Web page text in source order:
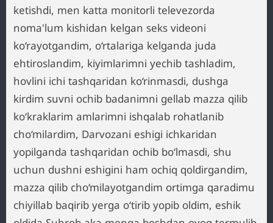
ketishdi, men katta monitorli televezorda
noma'lum kishidan kelgan seks videoni
ko‘rayotgandim, o‘rtalariga kelganda juda
ehtiroslandim, kiyimlarimni yechib tashladim,
hovlini ichi tashqaridan ko‘rinmasdi, dushga
kirdim suvni ochib badanimni gellab mazza qilib
ko‘kraklarim amlarimni ishqalab rohatlanib
cho‘milardim, Darvozani eshigi ichkaridan
yopilganda tashqaridan ochib bo‘lmasdi, shu
uchun dushni eshigini ham ochiq qoldirgandim,
mazza qilib cho‘milayotgandim ortimga qaradimu
chiyillab baqirib yerga o‘tirib yopib oldim, eshik